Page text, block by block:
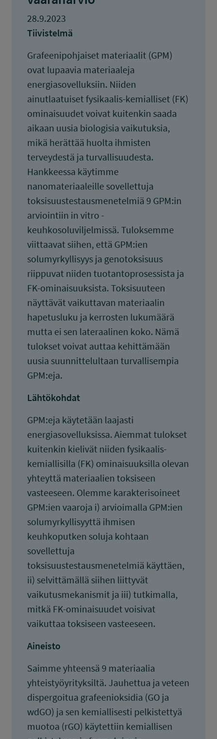
28.9.2023
Tiivistelmä
Grafeenipohjaiset materiaalit (GPM)
ovat lupaavia materiaaleja
energiasovelluksiin. Niiden
ainutlaatuiset fysikaalis-kemialliset (FK)
ominaisuudet voivat kuitenkin saada
aikaan uusia biologisia vaikutuksia,
mikä herättää huolta ihmisten
terveydestä ja turvallisuudesta.
Hankkeessa käytimme
nanomateriaaleille sovellettuja
toksisuustestausmenetelmiä 9 GPM:in
arviointiin in vitro -
keuhkosoluviljelmissä. Tuloksemme
viittaavat siihen, että GPM:ien
solumyrkyllisyys ja genotoksisuus
riippuvat niiden tuotantoprosessista ja
FK-ominaisuuksista. Toksisuuteen
näyttävät vaikuttavan materiaalin
hapetusluku ja kerrosten lukumäärä
mutta ei sen lateraalinen koko. Nämä
tulokset voivat auttaa kehittämään
uusia suunnittelultaan turvallisempia
GPM:eja.
Lähtökohdat
GPM:eja käytetään laajasti
energiasovelluksissa. Aiemmat tulokset
kuitenkin kielivät niiden fysikaalis-
kemiallisilla (FK) ominaisuuksilla olevan
yhteyttä materiaalien toksiseen
vasteeseen. Olemme karakterisoineet
GPM:ien vaaroja i) arvioimalla GPM:ien
solumyrkyllisyyttä ihmisen
keuhkoputken soluja kohtaan
sovellettuja
toksisuustestausmenetelmiä käyttäen,
ii) selvittämällä siihen liittyvät
vaikutusmekanismit ja iii) tutkimalla,
mitkä FK-ominaisuudet voisivat
vaikuttaa toksiseen vasteeseen.
Aineisto
Saimme yhteensä 9 materiaalia
yhteistyöyrityksiltä. Jauhettua ja veteen
dispergoitua grafeenioksidia (GO ja
wdGO) ja sen kemiallisesti pelkistettyä
muotoa (rGO) käytettiin kemiallisen